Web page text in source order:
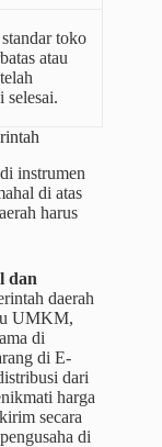
toko
atau
selesai.
instrumen
di atas
harus
dan
daerah
UMKM,
di
di E-
dari
harga
secara
di